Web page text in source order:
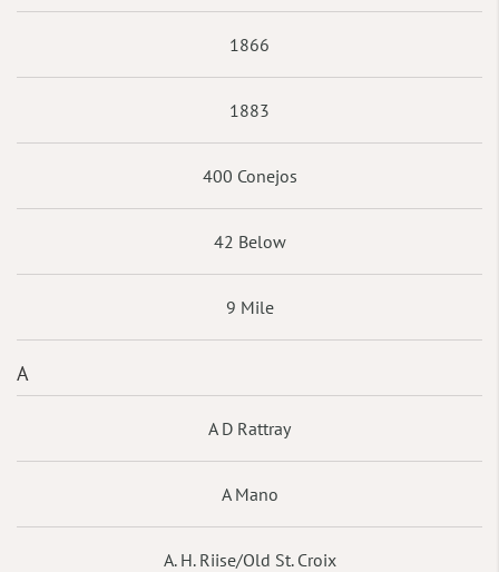
1866
1883
400 Conejos
42 Below
9 Mile
A
A D Rattray
A Mano
A. H. Riise/Old St. Croix